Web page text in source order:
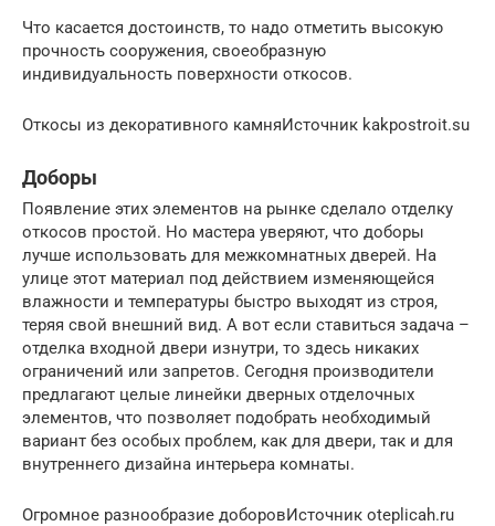
Что касается достоинств, то надо отметить высокую
прочность сооружения, своеобразную
индивидуальность поверхности откосов.
Откосы из декоративного камняИсточник kakpostroit.su
Доборы
Появление этих элементов на рынке сделало отделку
откосов простой. Но мастера уверяют, что доборы
лучше использовать для межкомнатных дверей. На
улице этот материал под действием изменяющейся
влажности и температуры быстро выходят из строя,
теряя свой внешний вид. А вот если ставиться задача –
отделка входной двери изнутри, то здесь никаких
ограничений или запретов. Сегодня производители
предлагают целые линейки дверных отделочных
элементов, что позволяет подобрать необходимый
вариант без особых проблем, как для двери, так и для
внутреннего дизайна интерьера комнаты.
Огромное разнообразие доборовИсточник oteplicah.ru